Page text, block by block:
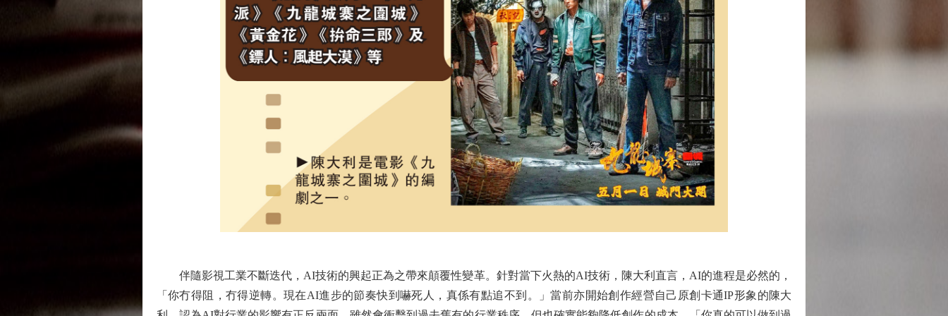
伴隨影視工業不斷迭代，AI技術的興起正為之帶來顛覆性變革。針對當下火熱的AI技術，陳大利直言，AI的進程是必然的，
「你冇得阻，冇得逆轉。現在AI進步的節奏快到嚇死人，真係有點追不到。」當前亦開始創作經營自己原創卡通IP形象的陳大